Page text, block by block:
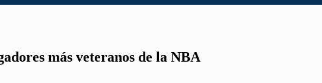
más veteranos de la NBA